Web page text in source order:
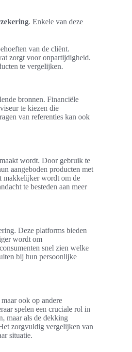
. Enkele van deze
van de cliënt.
zorgt voor onpartijdigheid.
te vergelijken.
bronnen. Financiële
te kiezen die
van referenties kan ook
wordt. Door gebruik te
aangeboden producten met
makkelijker wordt om de
te besteden aan meer
Deze platforms bieden
wordt om
snel zien welke
bij hun persoonlijke
ook op andere
spelen een cruciale rol in
maar als de dekking
zorgvuldig vergelijken van
situatie.